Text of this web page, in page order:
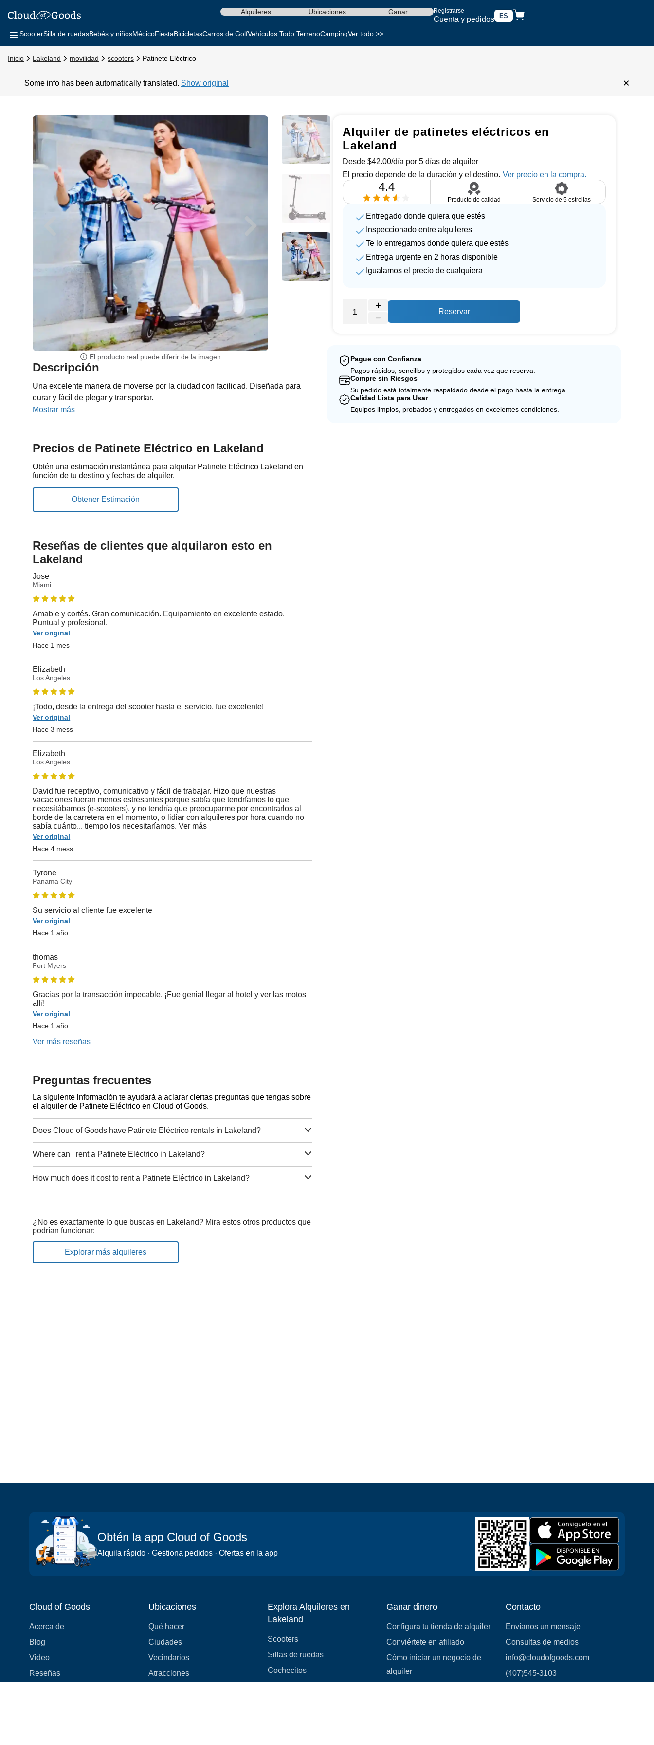
Registrarse
Cuenta y pedidos ES
Alquileres Ubicaciones Ganar
ScooterSilla de ruedasBebés y niñosMédicoFiestaBicicletasCarros de GolfVehículos Todo TerrenoCampingVer todo >>
Inicio Lakeland movilidad scooters Patinete Eléctrico
Some info has been automatically translated. Show original ×
El producto real puede diferir de la imagen
Descripción
Una excelente manera de moverse por la ciudad con facilidad. Diseñada para
durar y fácil de plegar y transportar.
Mostrar más
Precios de Patinete Eléctrico en Lakeland
Obtén una estimación instantánea para alquilar Patinete Eléctrico Lakeland en
función de tu destino y fechas de alquiler.
Reseñas de clientes que alquilaron esto en
Lakeland
Jose
Miami
Amable y cortés. Gran comunicación. Equipamiento en excelente estado.
Puntual y profesional.
Ver original
Hace 1 mes
Elizabeth
Los Angeles
¡Todo, desde la entrega del scooter hasta el servicio, fue excelente!
Ver original
Hace 3 mess
Elizabeth
Los Angeles
David fue receptivo, comunicativo y fácil de trabajar. Hizo que nuestras
vacaciones fueran menos estresantes porque sabía que tendríamos lo que
necesitábamos (e-scooters), y no tendría que preocuparme por encontrarlos al
borde de la carretera en el momento, o lidiar con alquileres por hora cuando no
sabía cuánto... tiempo los necesitaríamos. Ver más
Ver original
Hace 4 mess
Tyrone
Panama City
Su servicio al cliente fue excelente
Ver original
Hace 1 año
thomas
Fort Myers
Gracias por la transacción impecable. ¡Fue genial llegar al hotel y ver las motos
allí!
Ver original
Hace 1 año
Ver más reseñas
Preguntas frecuentes
La siguiente información te ayudará a aclarar ciertas preguntas que tengas sobre
el alquiler de Patinete Eléctrico en Cloud of Goods.
Does Cloud of Goods have Patinete Eléctrico rentals in Lakeland?
Where can I rent a Patinete Eléctrico in Lakeland?
How much does it cost to rent a Patinete Eléctrico in Lakeland?
¿No es exactamente lo que buscas en Lakeland? Mira estos otros productos que
podrían funcionar:
Explorar más alquileres
Alquiler de patinetes eléctricos en
Lakeland
Desde $42.00/día por 5 días de alquiler
El precio depende de la duración y el destino.
4.4
Producto de calidad Servicio de 5 estrellas
Entregado donde quiera que estés
Inspeccionado entre alquileres
Te lo entregamos donde quiera que estés
Entrega urgente en 2 horas disponible
Igualamos el precio de cualquiera
Reservar
Pague con Confianza
Pagos rápidos, sencillos y protegidos cada vez que reserva.
Compre sin Riesgos
Su pedido está totalmente respaldado desde el pago hasta la entrega.
Calidad Lista para Usar
Equipos limpios, probados y entregados en excelentes condiciones.
Obtén la app Cloud of Goods
Alquila rápido · Gestiona pedidos · Ofertas en la app
Cloud of Goods
Acerca de
Blog
Video
Reseñas
Ubicaciones
Qué hacer
Ciudades
Vecindarios
Atracciones
Explora Alquileres en
Lakeland
Scooters
Sillas de ruedas
Cochecitos
Ganar dinero
Configura tu tienda de alquiler
Conviértete en afiliado
Cómo iniciar un negocio de
alquiler
Contacto
Envíanos un mensaje
Consultas de medios
info@cloudofgoods.com
(407)545-3103